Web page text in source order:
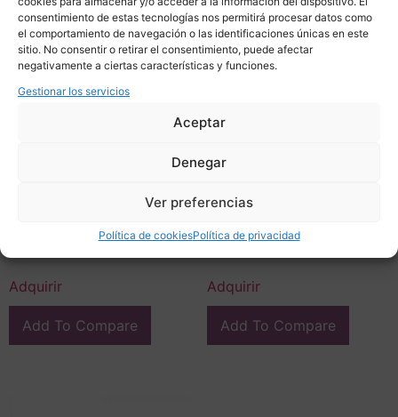
consentimiento de estas tecnologías nos permitirá procesar datos como
el comportamiento de navegación o las identificaciones únicas en este
sitio. No consentir o retirar el consentimiento, puede afectar
negativamente a ciertas características y funciones.
Gestionar los servicios
Aceptar
Denegar
Ver preferencias
Política de cookiesPolítica de privacidad
plata de ley 925, s. XXI –
Adquirir
Add To Compare
turquesa, plata de ley 925
475,00
Adquirir
Add To Compare